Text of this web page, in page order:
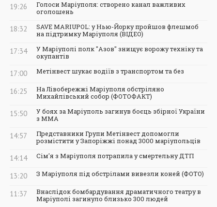
19:26
Голоси Маріуполя: створено канал важливих
оголошень
18:32
SAVE MARIUPOL: у Нью-Йорку пройшов флешмоб
на підтримку Маріуполя (ВІДЕО)
17:34
У Маріуполі полк "Азов" знищує ворожу техніку та
окупантів
17:00 Метінвест шукає водіїв з транспортом та без
16:25
На Лівобережжі Маріуполя обстріляно
Михайлівський собор (ФОТОФАКТ)
15:50
У боях за Маріуполь загинув боєць збірної України
з ММА
14:57
Представники Групи Метінвест допомогли
розмістити у Запоріжжі понад 3000 маріупольців
14:14 Сім'я з Маріуполя потрапила у смертельну ДТП
13:20 З Маріуполя під обстрілами вивезли коней (ФОТО)
11:37
Внаслідок бомбардування драматичного театру в
Маріуполі загинуло близько 300 людей